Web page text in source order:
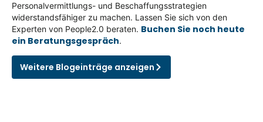
Personalvermittlungs- und Beschaffungsstrategien
widerstandsfähiger zu machen. Lassen Sie sich von den
Experten von People2.0 beraten. Buchen Sie noch heute
ein Beratungsgespräch.
Weitere Blogeinträge anzeigen